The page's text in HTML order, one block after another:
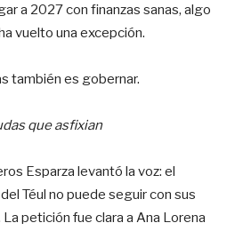
a 2027 con finanzas sanas, algo
vuelto una excepción.
también es gobernar.
que asfixian
Esparza levantó la voz: el
Téul no puede seguir con sus
petición fue clara a Ana Lorena